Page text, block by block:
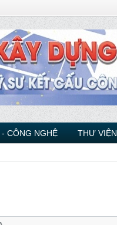
- CÔNG NGHỆ THƯ VIỆN